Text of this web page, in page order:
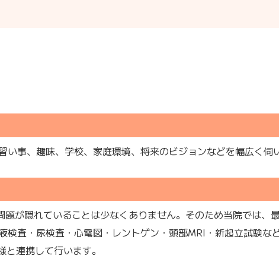
い事、趣味、学校、家庭環境、将来のビジョンなどを幅広く伺
題が隠れていることは少なくありません。そのため当院では
検査・尿検査・心電図・レントゲン・頭部MRI・新起立試験な
連携して行います。